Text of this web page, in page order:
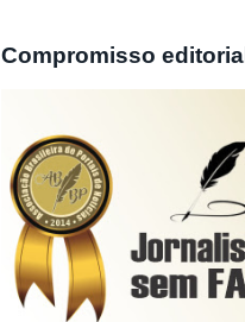
Compromisso editorial